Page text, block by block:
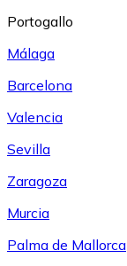
Portogallo
Málaga
Barcelona
Valencia
Sevilla
Zaragoza
Murcia
Palma de Mallorca